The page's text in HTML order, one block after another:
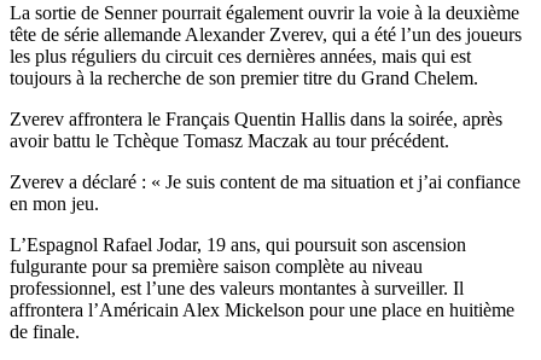
La sortie de Senner pourrait également ouvrir la voie à la deuxième
tête de série allemande Alexander Zverev, qui a été l’un des joueurs
les plus réguliers du circuit ces dernières années, mais qui est
toujours à la recherche de son premier titre du Grand Chelem.
Zverev affrontera le Français Quentin Hallis dans la soirée, après
avoir battu le Tchèque Tomasz Maczak au tour précédent.
Zverev a déclaré : « Je suis content de ma situation et j’ai confiance
en mon jeu.
L’Espagnol Rafael Jodar, 19 ans, qui poursuit son ascension
fulgurante pour sa première saison complète au niveau
professionnel, est l’une des valeurs montantes à surveiller. Il
affrontera l’Américain Alex Mickelson pour une place en huitième
de finale.